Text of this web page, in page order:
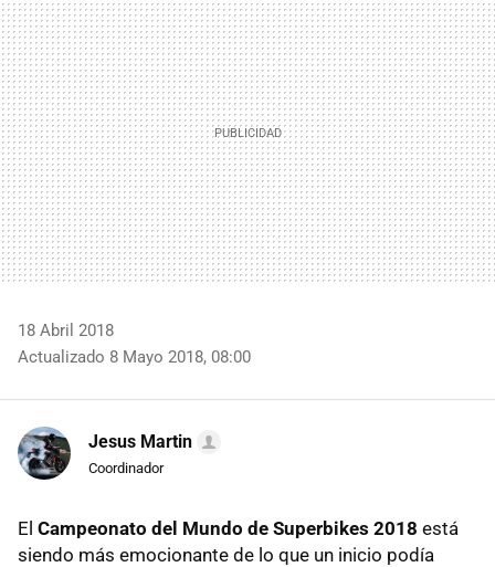
MAIL
18 Abril 2018
Actualizado 8 Mayo 2018, 08:00
Jesus Martin
Coordinador
El Campeonato del Mundo de Superbikes 2018 está
siendo más emocionante de lo que un inicio podía